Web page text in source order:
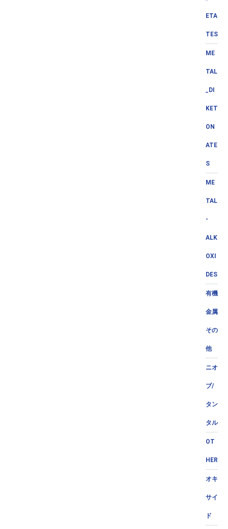
ETA
TES
ME
TAL
_DI
KET
ON
ATE
S
ME
TAL
-
ALK
OXI
DES
有機
金属
その
他
ニオ
ブ/
タン
タル
OT
HER
オキ
サイ
ド